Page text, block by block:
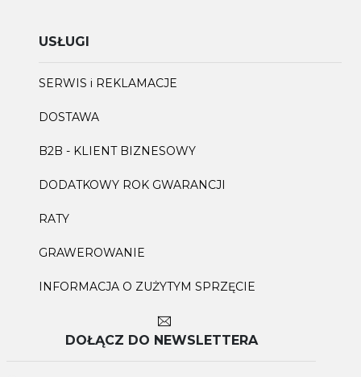
USŁUGI
SERWIS i REKLAMACJE
DOSTAWA
B2B - KLIENT BIZNESOWY
DODATKOWY ROK GWARANCJI
RATY
GRAWEROWANIE
INFORMACJA O ZUŻYTYM SPRZĘCIE
DOŁĄCZ DO NEWSLETTERA